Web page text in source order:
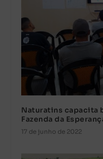
Naturatins capacita
Fazenda da
17 de junho de 2022